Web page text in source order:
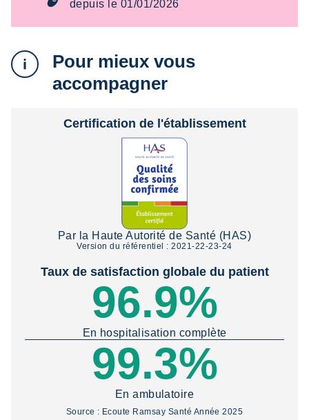
depuis le 01/01/2026
Pour mieux vous
accompagner
Certification de l'établissement
Par la Haute Autorité de Santé (HAS)
Version du référentiel : 2021-22-23-24
Taux de satisfaction globale du patient
96.9%
En hospitalisation complète
99.3%
En ambulatoire
Source : Ecoute Ramsay Santé Année 2025